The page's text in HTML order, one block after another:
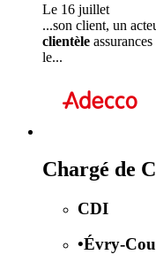
Le 16 juillet
...son client, un
clientèle
le...
Chargé de
CDI
•Évry-